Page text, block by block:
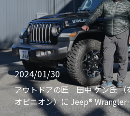
2024/01/30
アウトドアの匠 田中 ケン氏 （
オピニオン）に Jeep®